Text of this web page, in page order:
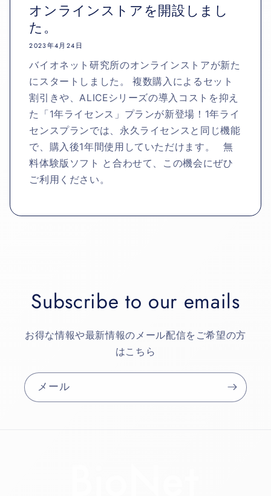
オンラインストアを開設しまし
た。
2023年4月24日
バイオネット研究所のオンラインストアが新た
にスタートしました。 複数購入によるセット
割引きや、ALICEシリーズの導入コストを抑え
た「1年ライセンス」プランが新登場！1年ライ
センスプランでは、永久ライセンスと同じ機能
で、購入後1年間使用していただけます。 無
料体験版ソフト と合わせて、この機会にぜひ
ご利用ください。
Subscribe to our emails
お得な情報や最新情報のメール配信をご希望の方
はこちら
メール